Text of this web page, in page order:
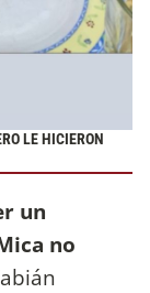
LE HICIERON
un
no